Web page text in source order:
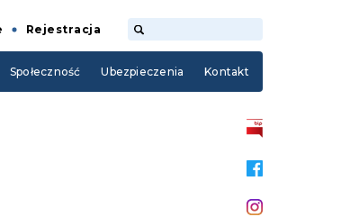
Rejestracja
Społeczność Ubezpieczenia Kontakt